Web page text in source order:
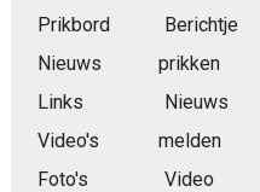
Prikbord
Nieuws
Links
Video's
Foto's
Berichtje
prikken
Nieuws
melden
Video